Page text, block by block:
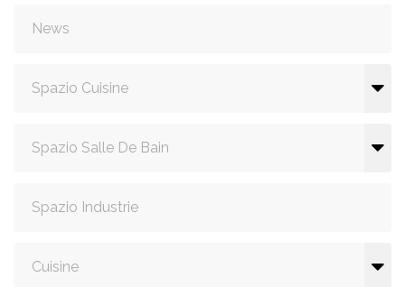
News
Spazio Cuisine
Spazio Salle De Bain
Spazio Industrie
Cuisine